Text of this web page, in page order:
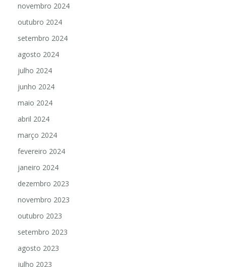
novembro 2024
outubro 2024
setembro 2024
agosto 2024
julho 2024
junho 2024
maio 2024
abril 2024
março 2024
fevereiro 2024
janeiro 2024
dezembro 2023
novembro 2023
outubro 2023
setembro 2023
agosto 2023
julho 2023